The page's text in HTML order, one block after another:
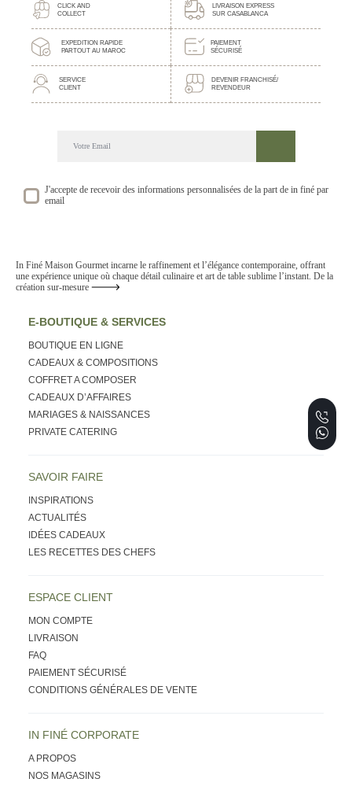
CLICK AND
COLLECT
LIVRAISON EXPRESS
SUR CASABLANCA
EXPEDITION RAPIDE
PARTOUT AU MAROC
PAIEMENT
SÉCURISÉ
SERVICE
CLIENT
DEVENIR FRANCHISÉ/
REVENDEUR
DECOUVREZ NOTRE NEWSLETTER GOURMANDE
SUIVEZ NOS ACTUALITE ET EVENEMENTS
J'accepte de recevoir des informations personnalisées de la part de in finé par
email
In Finé Maison Gourmet incarne le raffinement et l’élégance contemporaine, offrant
une expérience unique où chaque détail culinaire et art de table sublime l’instant. De la
création sur-mesure
E-BOUTIQUE & SERVICES
BOUTIQUE EN LIGNE
CADEAUX & COMPOSITIONS
COFFRET A COMPOSER
CADEAUX D’AFFAIRES
MARIAGES & NAISSANCES
PRIVATE CATERING
SAVOIR FAIRE
INSPIRATIONS
ACTUALITÉS
IDÉES CADEAUX
LES RECETTES DES CHEFS
ESPACE CLIENT
MON COMPTE
LIVRAISON
FAQ
PAIEMENT SÉCURISÉ
CONDITIONS GÉNÉRALES DE VENTE
IN FINÉ CORPORATE
A PROPOS
NOS MAGASINS